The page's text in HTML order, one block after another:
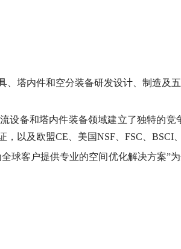
塔内件和空分装备研发设计、制造
设备和塔内件装备领域建立了独特的
以及欧盟CE、美国NSF、FSC、BSCI
球客户提供专业的空间优化解决方案